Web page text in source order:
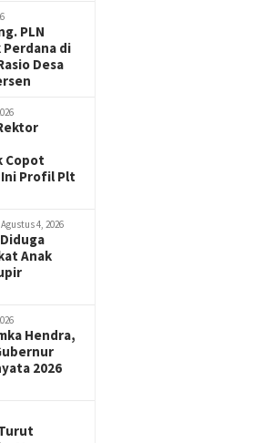
PLN
di
Desa
Copot
Profil Plt
Agustus 4, 2026
Anak
Hendra,
2026